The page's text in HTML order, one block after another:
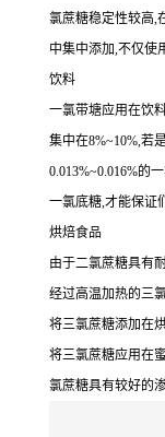
氯蔗糖稳定性较高,
中集中添加,不仅使
饮料
一氯带塘应用在饮
集中在8%~10%,若
0.013%~0.016%的
一氯底糖,才能保证
烘焙食品
由于二氯蔗糖具有
经过高温加热的三
将三氯蔗糖添加在
将三氯蔗糖应用在
氯蔗糖具有较好的